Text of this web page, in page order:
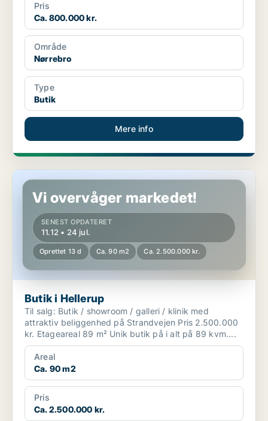
Pris
Ca. 800.000 kr.
Område
Nørrebro
Type
Butik
Mere info
Butik i Hellerup
Vi overvåger markedet!
SENEST OPDATERET
11.12 • 24 jul.
Oprettet 13 d Ca. 90 m2 Ca. 2.500.000 kr.
Butik i Hellerup
Til salg: Butik / showroom / galleri / klinik med
attraktiv beliggenhed på Strandvejen Pris 2.500.000
kr. Etageareal 89 m² Unik butik på i alt på 89 kvm....
Areal
Ca. 90 m2
Pris
Ca. 2.500.000 kr.